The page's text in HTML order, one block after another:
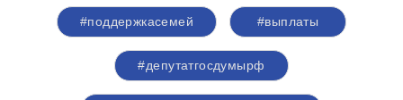
#поддержкасемей #выплаты
#депутатгосдумырф